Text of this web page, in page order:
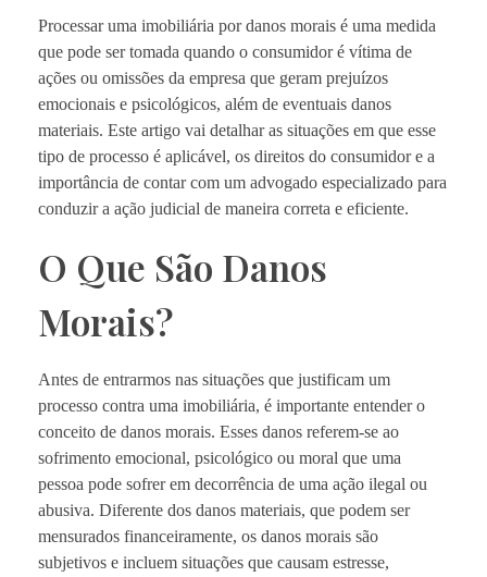
Processar uma imobiliária por danos morais é uma medida
que pode ser tomada quando o consumidor é vítima de
ações ou omissões da empresa que geram prejuízos
emocionais e psicológicos, além de eventuais danos
materiais. Este artigo vai detalhar as situações em que esse
tipo de processo é aplicável, os direitos do consumidor e a
importância de contar com um advogado especializado para
conduzir a ação judicial de maneira correta e eficiente.
O Que São Danos
Morais?
Antes de entrarmos nas situações que justificam um
processo contra uma imobiliária, é importante entender o
conceito de danos morais. Esses danos referem-se ao
sofrimento emocional, psicológico ou moral que uma
pessoa pode sofrer em decorrência de uma ação ilegal ou
abusiva. Diferente dos danos materiais, que podem ser
mensurados financeiramente, os danos morais são
subjetivos e incluem situações que causam estresse,